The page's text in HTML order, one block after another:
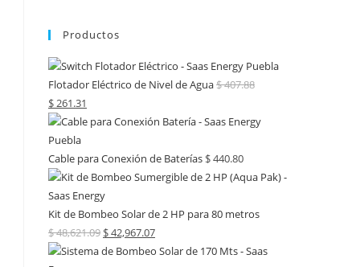
Productos
Flotador Eléctrico de Nivel de Agua$407.88
$261.31
Cable para Conexión de Baterías $440.80
Kit de Bombeo Solar de 2 HP para 80 metros
$48,621.09 $42,967.07